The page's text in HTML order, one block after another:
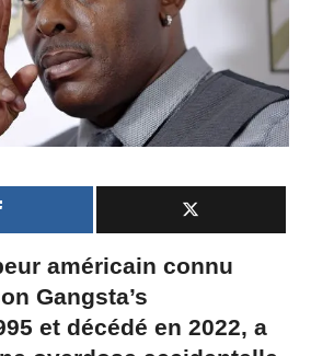
américain connu
Gangsta’s
et décédé en 2022, a